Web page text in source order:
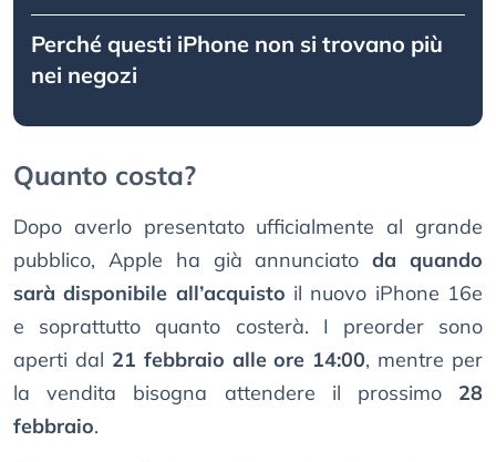
Perché questi iPhone non si trovano più
nei negozi
Quanto costa?
Dopo averlo presentato ufficialmente al grande
pubblico, Apple ha già annunciatoda quando
sarà disponibile all’acquisto il nuovo iPhone 16e
e soprattutto quanto costerà. I preorder sono
aperti dal 21 febbraio alle ore 14:00, mentre per
la vendita bisogna attendere il prossimo 28
febbraio.